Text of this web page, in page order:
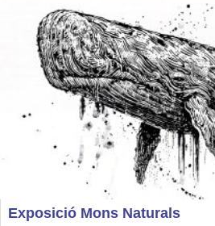
Exposició Mons Naturals